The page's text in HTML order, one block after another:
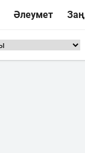
Әлеумет Заң